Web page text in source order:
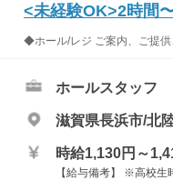
<未経験OK>2時間
◆ホール/レジ ご案内、ご提供
ホールスタッフ
滋賀県長浜市/北
時給1,130円～
【給与備考】 ※高校